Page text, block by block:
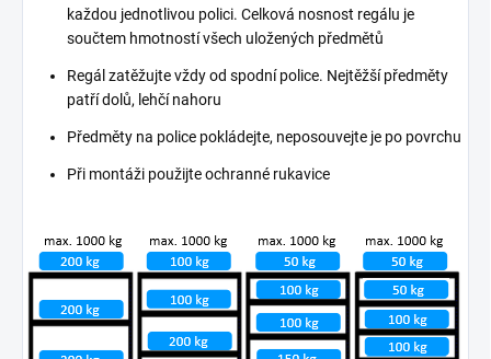
každou jednotlivou polici. Celková nosnost regálu je
součtem hmotností všech uložených předmětů
Regál zatěžujte vždy od spodní police. Nejtěžší předměty
patří dolů, lehčí nahoru
Předměty na police pokládejte, neposouvejte je po povrchu
Při montáži použijte ochranné rukavice